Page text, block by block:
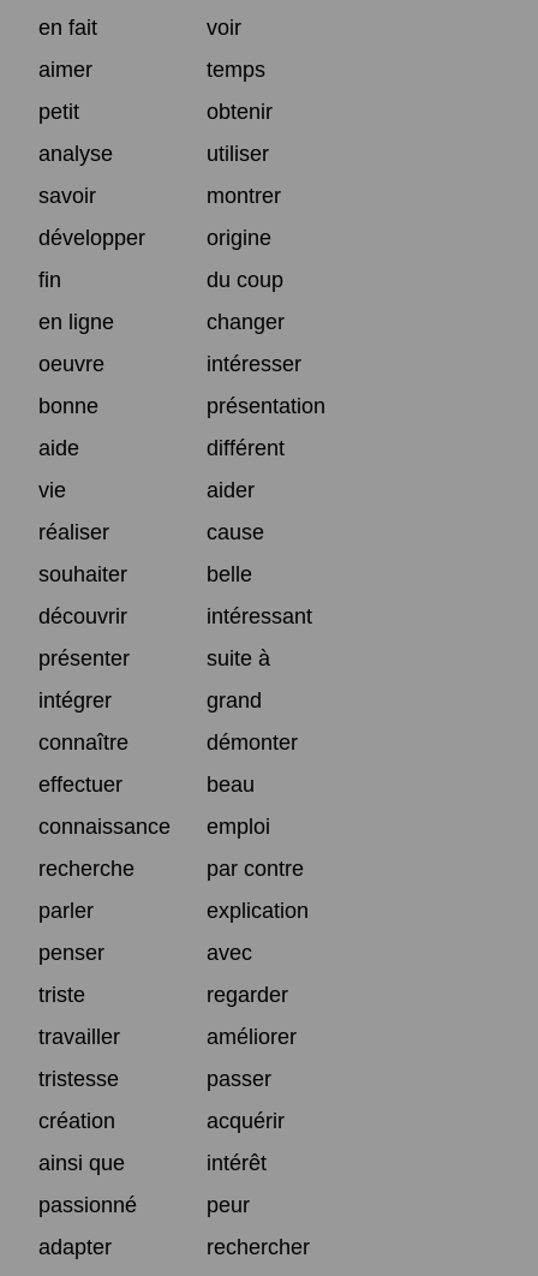
en fait
voir
aimer
temps
petit
obtenir
analyse
utiliser
savoir
montrer
développer
origine
fin
du coup
en ligne
changer
oeuvre
intéresser
bonne
présentation
aide
différent
vie
aider
réaliser
cause
souhaiter
belle
découvrir
intéressant
présenter
suite à
intégrer
grand
connaître
démonter
effectuer
beau
connaissance
emploi
recherche
par contre
parler
explication
penser
avec
triste
regarder
travailler
améliorer
tristesse
passer
création
acquérir
ainsi que
intérêt
passionné
peur
adapter
rechercher